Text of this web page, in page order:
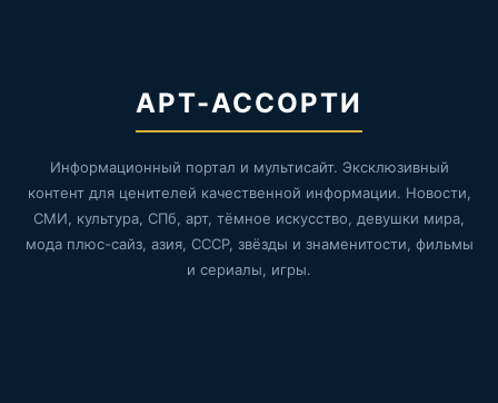
АРТ-АССОРТИ
Информационный портал и мультисайт. Эксклюзивный
контент для ценителей качественной информации. Новости,
СМИ, культура, СПб, арт, тёмное искусство, девушки мира,
мода плюс-сайз, азия, СССР, звёзды и знаменитости, фильмы
и сериалы, игры.